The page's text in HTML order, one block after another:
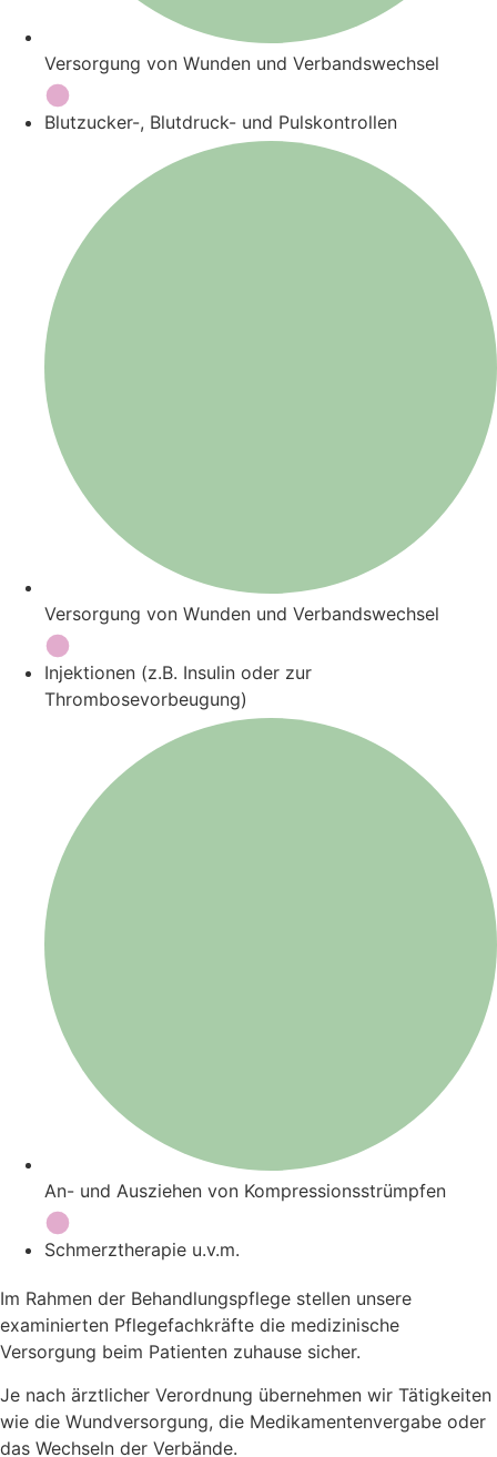
Versorgung von Wunden und Verbandswechsel
Blutzucker-, Blutdruck- und Pulskontrollen
Versorgung von Wunden und Verbandswechsel
Injektionen (z.B. Insulin oder zur
Thrombosevorbeugung)
An- und Ausziehen von Kompressionsstrümpfen
Schmerztherapie u.v.m.
Im Rahmen der Behandlungspflege stellen unsere
examinierten Pflegefachkräfte die medizinische
Versorgung beim Patienten zuhause sicher.
Je nach ärztlicher Verordnung übernehmen wir Tätigkeiten
wie die Wundversorgung, die Medikamentenvergabe oder
das Wechseln der Verbände.